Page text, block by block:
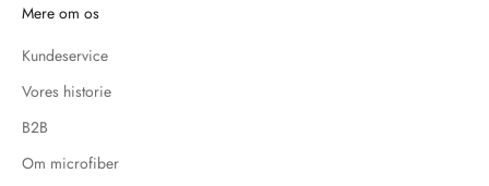
Mere om os
Kundeservice
Vores historie
B2B
Om microfiber